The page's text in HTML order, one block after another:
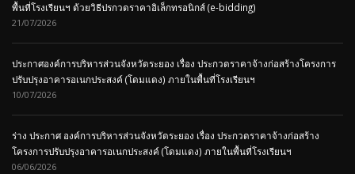
พื้นที่โรงเรียนฯ ด้วยวิธีปรกวดราคาอิเล็กทรอนิกส์ (e-bidding)
21/07/2026
ประกาศองค์การบริหารส่วนจังหวัดระยอง เรื่อง ประกวดราคาจ้างก่อสร้างโครงการ
ปรับปรุงอาคารอเนกประสงค์ (โดมแดง) ภายในพื้นที่โรงเรียนฯ
10/07/2026
ร่าง ประกาศ องค์การบริหารส่วนจังหวัดระยอง เรื่อง ประกวดราคาจ้างก่อสร้าง
โครงการปรับปรุงอาคารอเนกประสงค์ (โดมแดง) ภายในพื้นที่โรงเรียนฯ
06/06/2026